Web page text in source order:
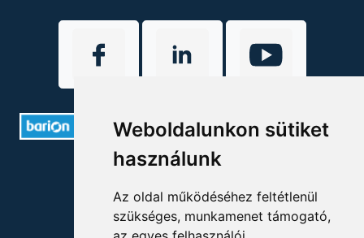
Weboldalunkon sütiket
használunk
Az oldal működéséhez feltétlenül
szükséges, munkamenet támogató,
ELÉRHETŐSÉGEK
+36 1 880 7600